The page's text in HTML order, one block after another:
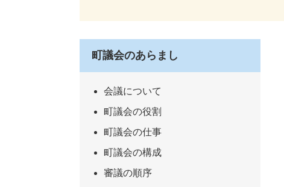
町議会のあらまし
会議について
町議会の役割
町議会の仕事
町議会の構成
審議の順序